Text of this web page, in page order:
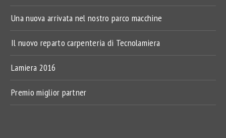
Una nuova arrivata nel nostro parco macchine
Il nuovo reparto carpenteria di Tecnolamiera
Lamiera 2016
Premio miglior partner